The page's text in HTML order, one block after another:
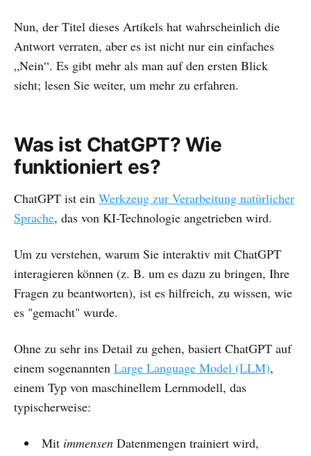
Nun, der Titel dieses Artikels hat wahrscheinlich die
Antwort verraten, aber es ist nicht nur ein einfaches
„Nein“. Es gibt mehr als man auf den ersten Blick
sieht; lesen Sie weiter, um mehr zu erfahren.
Was ist ChatGPT? Wie
funktioniert es?
ChatGPT ist ein Werkzeug zur Verarbeitung natürlicher
Sprache, das von KI-Technologie angetrieben wird.
Um zu verstehen, warum Sie interaktiv mit ChatGPT
interagieren können (z. B. um es dazu zu bringen, Ihre
Fragen zu beantworten), ist es hilfreich, zu wissen, wie
es "gemacht" wurde.
Ohne zu sehr ins Detail zu gehen, basiert ChatGPT auf
einem sogenannten Large Language Model (LLM),
einem Typ von maschinellem Lernmodell, das
typischerweise:
Mit immensenDatenmengen trainiert wird,